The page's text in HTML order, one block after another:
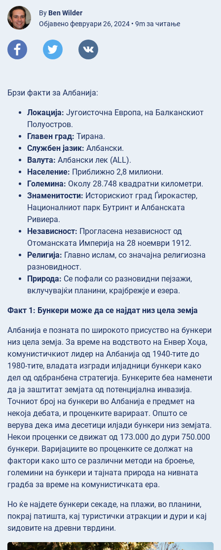
By Ben Wilder
Објавено февруари 26, 2024 • 9m за читање
Брзи факти за Албанија:
Локација: Југоисточна Европа, на Балканскиот
Полуостров.
Главен град: Тирана.
Службен јазик: Албански.
Валута: Албански лек (ALL).
Население: Приближно 2,8 милиони.
Големина: Околу 28.748 квадратни километри.
Знаменитости: Историскиот град Ѓирокастер,
Националниот парк Бутринт и Албанската
Ривиера.
Независност: Прогласена независност од
Отоманската Империја на 28 ноември 1912.
Религија: Главно ислам, со значајна религиозна
разновидност.
Природа: Се пофали со разновидни пејзажи,
вклучувајќи планини, крајбрежје и езера.
Факт 1: Бункери може да се најдат низ цела земја
Албанија е позната по широкото присуство на бункери
низ цела земја. За време на водството на Енвер Хоџа,
комунистичкиот лидер на Албанија од 1940-тите до
1980-тите, владата изгради илјадници бункери како
дел од одбранбена стратегија. Бункерите беа наменети
да ја заштитат земјата од потенцијална инвазија.
Точниот број на бункери во Албанија е предмет на
некоја дебата, и проценките варираат. Општо се
верува дека има десетици илјади бункери низ земјата.
Некои проценки се движат од 173.000 до дури 750.000
бункери. Варијациите во проценките се должат на
фактори како што се различни методи на броење,
големини на бункери и тајната природа на нивната
градба за време на комунистичката ера.
Но ќе најдете бункери секаде, на плажи, во планини,
покрај патишта, кај туристички атракции и дури и кај
ѕидовите на древни тврдини.